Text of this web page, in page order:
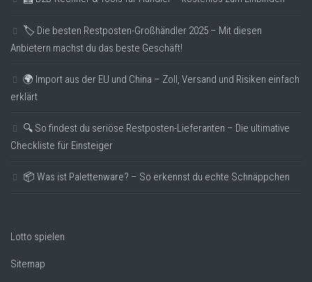
🏷️ Die besten Restposten-Großhändler 2025 – Mit diesen
Anbietern machst du das beste Geschäft!
🌍 Import aus der EU und China – Zoll, Versand und Risiken einfach
erklärt
🔍 So findest du seriöse Restposten-Lieferanten – Die ultimative
Checkliste für Einsteiger
📦 Was ist Palettenware? – So erkennst du echte Schnäppchen
Lotto spielen
Sitemap